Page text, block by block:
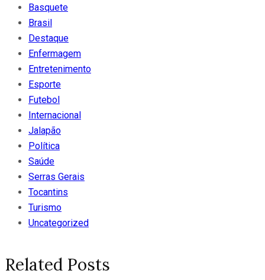
Basquete
Brasil
Destaque
Enfermagem
Entretenimento
Esporte
Futebol
Internacional
Jalapão
Política
Saúde
Serras Gerais
Tocantins
Turismo
Uncategorized
Related Posts